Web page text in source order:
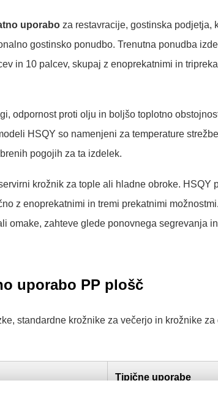
uporabo za restavracije, gostinska podjetja,
gostinsko ponudbo. Trenutna ponudba
in 10 palcev, skupaj z enoprekatnimi in
odpornost proti olju in boljšo toplotno
HSQY so namenjeni za temperature
pogojih za ta izdelek.
krožnik za tople ali hladne obroke. HSQY
z enoprekatnimi in tremi prekatnimi
omake, zahteve glede ponovnega segrevanja
uporabo PP plošč
standardne krožnike za večerjo in krožnike
Tipične uporabe